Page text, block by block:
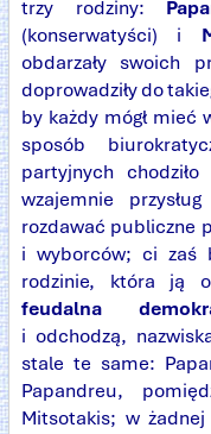
trzy rodziny:
(konserwatyści) i
obdarzały swoich
doprowadziły do
by każdy mógł mieć
sposób
partyjnych
wzajemnie
rozdawać publiczne
i wyborców; ci zaś
rodzinie, która ją
feudalna
i odchodzą,
stale te same:
Papandreu,
Mitsotakis; w